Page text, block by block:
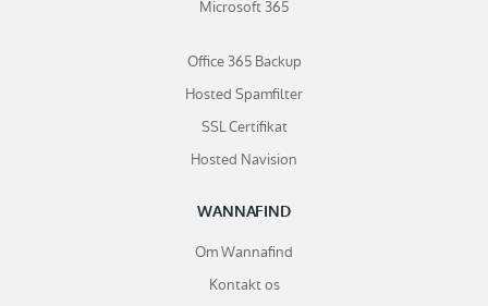
Microsoft 365
Office 365 Backup
Hosted Spamfilter
SSL Certifikat
Hosted Navision
WANNAFIND
Om Wannafind
Kontakt os